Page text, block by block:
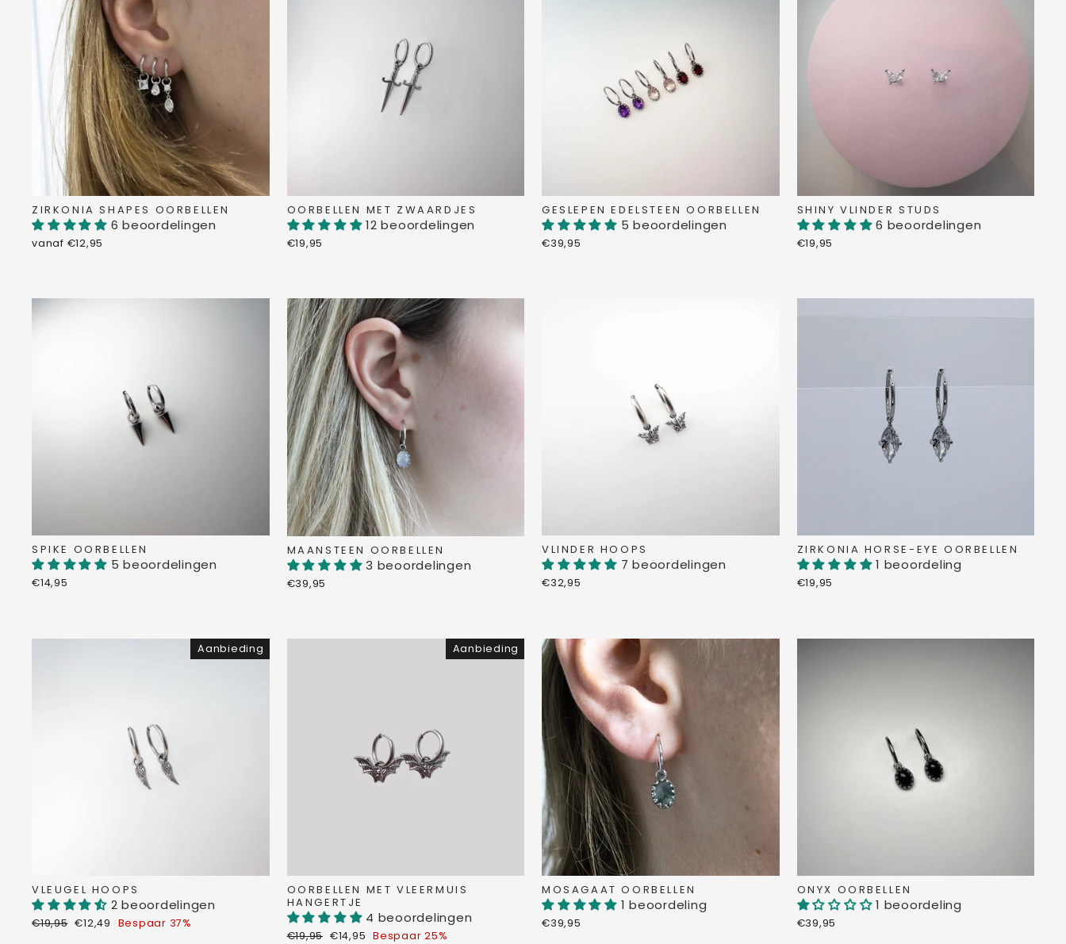
ZIRKONIA SHAPES OORBELLEN
6 beoordelingen
vanaf €12,95
OORBELLEN MET ZWAARDJES
12 beoordelingen
€19,95
GESLEPEN EDELSTEEN OORBELLEN
5 beoordelingen
€39,95
SHINY VLINDER STUDS
6 beoordelingen
€19,95
SPIKE OORBELLEN
5 beoordelingen
€14,95
MAANSTEEN OORBELLEN
3 beoordelingen
€39,95
VLINDER HOOPS
7 beoordelingen
€32,95
ZIRKONIA HORSE-EYE OORBELLEN
1 beoordeling
€19,95
Aanbieding
VLEUGEL HOOPS
2 beoordelingen
Normale
€19,95 Verkoopprijs
€12,49 Bespaar 37%
Aanbieding
OORBELLEN MET VLEERMUIS
HANGERTJE
4 beoordelingen
Normale
€19,95 Verkoopprijs
€14,95 Bespaar 25%
MOSAGAAT OORBELLEN
1 beoordeling
€39,95
ONYX OORBELLEN
1 beoordeling
€39,95